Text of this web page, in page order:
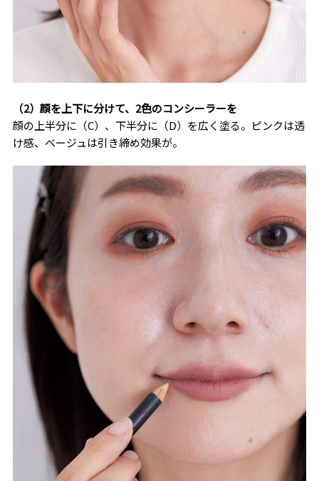
（2）顔を上下に分けて、2色のコンシーラーを
顔の上半分に（C）、下半分に（D）を広く塗る。ピンクは透
け感、ベージュは引き締め効果が。